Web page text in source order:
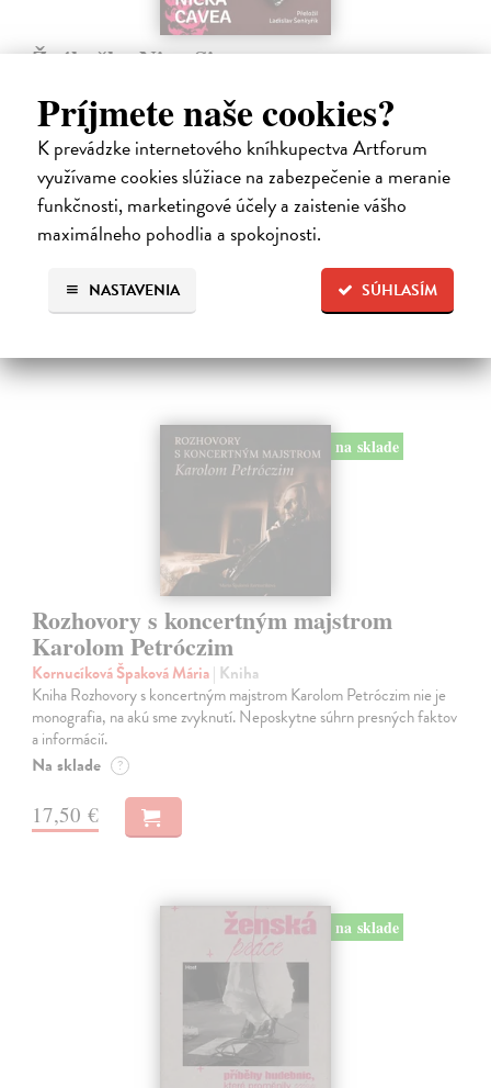
Príjmete naše cookies?
K prevádzke internetového kníhkupectva Artforum
využívame cookies slúžiace na zabezpečenie a meranie
funkčnosti, marketingové účely a zaistenie vášho
maximálneho pohodlia a spokojnosti.
SÚHLASÍM
NASTAVENIA
Žvýkačka Niny Simone
Ellisova kniha je neobvyklou literární poctou legendární jazzové
zpěvačce a pianistce Nině Simone. Světoznámý hudebník v ní vypráví
příběh zdánlivě bezvýznamného předmětu – žvýkačky, kterou
Simone během…
Na sklade ?
12,92 €
na sklade
Rozhovory s koncertným majstrom
Karolom Petróczim
Kornucíková Špaková Mária| Kniha
Kniha Rozhovory s koncertným majstrom Karolom Petróczim nie je
monografia, na akú sme zvyknutí. Neposkytne súhrn presných faktov
a informácií.
Na sklade ?
17,50 €
na sklade